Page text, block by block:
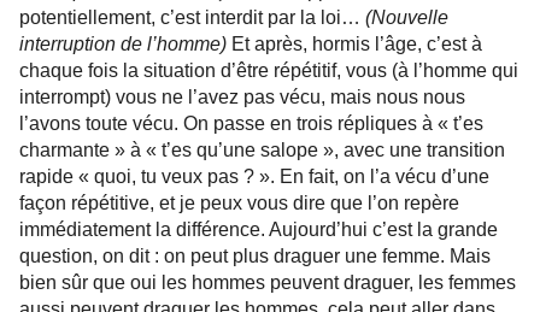
potentiellement, c’est interdit par la loi… (Nouvelle
interruption de l’homme) Et après, hormis l’âge, c’est à
chaque fois la situation d’être répétitif, vous (à l’homme qui
interrompt) vous ne l’avez pas vécu, mais nous nous
l’avons toute vécu. On passe en trois répliques à « t’es
charmante » à « t’es qu’une salope », avec une transition
rapide « quoi, tu veux pas ? ». En fait, on l’a vécu d’une
façon répétitive, et je peux vous dire que l’on repère
immédiatement la différence. Aujourd’hui c’est la grande
question, on dit : on peut plus draguer une femme. Mais
bien sûr que oui les hommes peuvent draguer, les femmes